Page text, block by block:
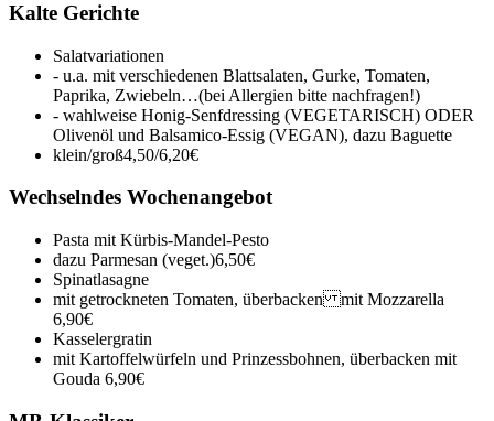
Kalte Gerichte
Salatvariationen
- u.a. mit verschiedenen Blattsalaten, Gurke, Tomaten,
Paprika, Zwiebeln…(bei Allergien bitte nachfragen!)
- wahlweise Honig-Senfdressing (VEGETARISCH) ODER
Olivenöl und Balsamico-Essig (VEGAN), dazu Baguette
klein/groß4,50/6,20€
Wechselndes Wochenangebot
Pasta mit Kürbis-Mandel-Pesto
dazu Parmesan (veget.)6,50€
Spinatlasagne
mit getrockneten Tomaten, überbacken mit Mozzarella
6,90€
Kasselergratin
mit Kartoffelwürfeln und Prinzessbohnen, überbacken mit
Gouda 6,90€